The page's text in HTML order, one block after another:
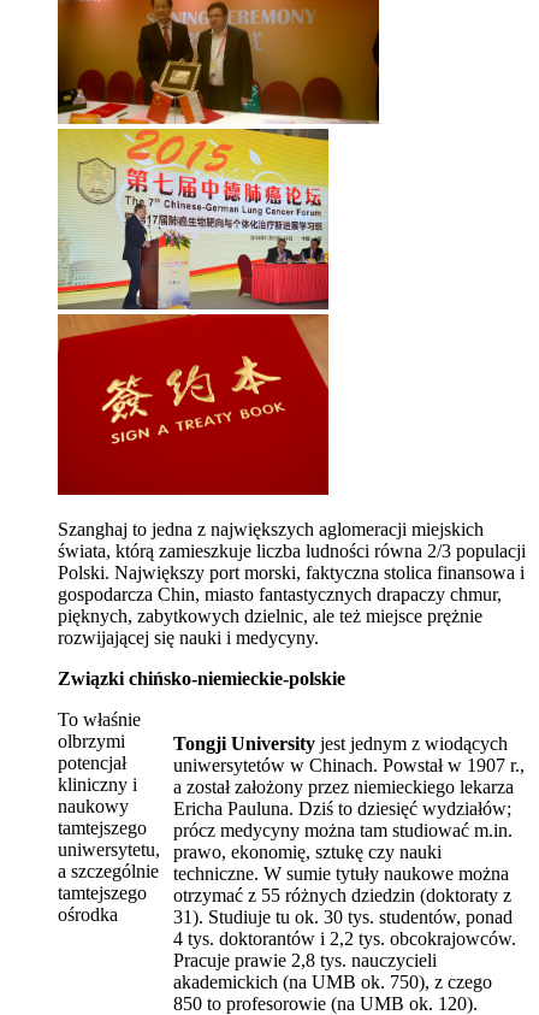
Szanghaj to jedna z największych aglomeracji miejskich
świata, którą zamieszkuje liczba ludności równa 2/3 populacji
Polski. Największy port morski, faktyczna stolica finansowa i
gospodarcza Chin, miasto fantastycznych drapaczy chmur,
pięknych, zabytkowych dzielnic, ale też miejsce prężnie
rozwijającej się nauki i medycyny.
Związki chińsko-niemieckie-polskie
Tongji University jest jednym z wiodących
uniwersytetów w Chinach. Powstał w 1907 r.,
a został założony przez niemieckiego lekarza
Ericha Pauluna. Dziś to dziesięć wydziałów;
prócz medycyny można tam studiować m.in.
prawo, ekonomię, sztukę czy nauki
techniczne. W sumie tytuły naukowe można
otrzymać z 55 różnych dziedzin (doktoraty z
31). Studiuje tu ok. 30 tys. studentów, ponad
4 tys. doktorantów i 2,2 tys. obcokrajowców.
Pracuje prawie 2,8 tys. nauczycieli
akademickich (na UMB ok. 750), z czego
850 to profesorowie (na UMB ok. 120).
To właśnie
olbrzymi
potencjał
kliniczny i
naukowy
tamtejszego
uniwersytetu,
a szczególnie
tamtejszego
ośrodka